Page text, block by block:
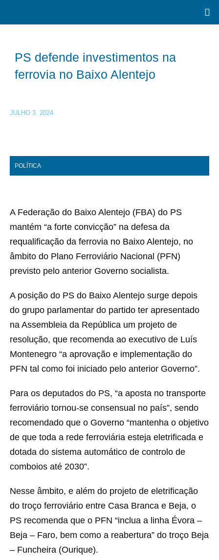
PS defende investimentos na
ferrovia no Baixo Alentejo
JULHO 3, 2024
POLÍTICA
A Federação do Baixo Alentejo (FBA) do PS
mantém “a forte convicção” na defesa da
requalificação da ferrovia no Baixo Alentejo, no
âmbito do Plano Ferroviário Nacional (PFN)
previsto pelo anterior Governo socialista.
A posição do PS do Baixo Alentejo surge depois
do grupo parlamentar do partido ter apresentado
na Assembleia da República um projeto de
resolução, que recomenda ao executivo de Luís
Montenegro “a aprovação e implementação do
PFN tal como foi iniciado pelo anterior Governo”.
Para os deputados do PS, “a aposta no transporte
ferroviário tornou-se consensual no país”, sendo
recomendado que o Governo “mantenha o objetivo
de que toda a rede ferroviária esteja eletrificada e
dotada do sistema automático de controlo de
comboios até 2030”.
Nesse âmbito, e além do projeto de eletrificação
do troço ferroviário entre Casa Branca e Beja, o
PS recomenda que o PFN “inclua a linha Évora –
Beja – Faro, bem como a reabertura” do troço Beja
– Funcheira (Ourique).